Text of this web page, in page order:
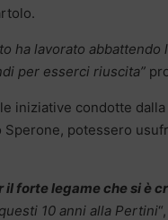
ha lavorato
per esserci riuscita”
iniziative condotte
potessero
forte legame che si è
10 anni alla Pertini